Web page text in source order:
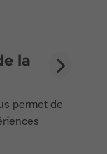
la
permet de